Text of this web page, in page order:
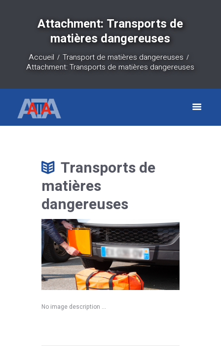
Attachment: Transports de
matières dangereuses
Accueil
Transport de matières dangereuses
Attachment: Transports de matières dangereuses
Transports de
matières
dangereuses
No image description ...